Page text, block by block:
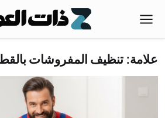
علامة: تنظيف المفروشات